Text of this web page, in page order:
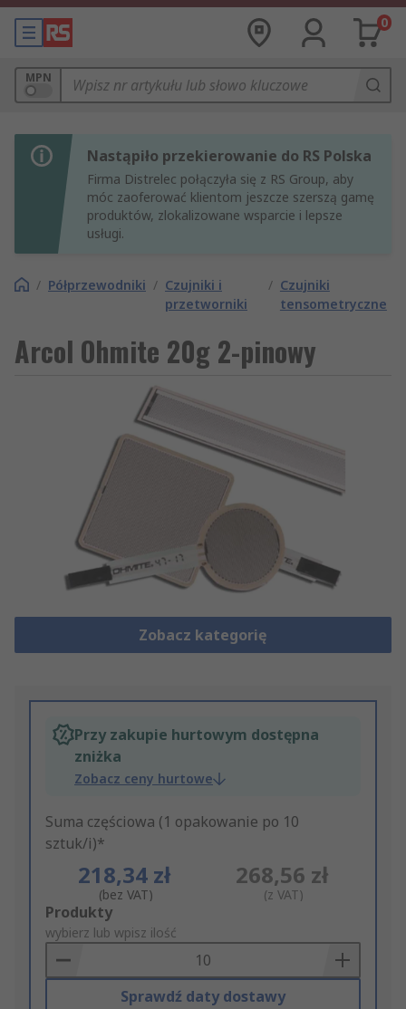
0
MPN
Nastąpiło przekierowanie do RS Polska
Firma Distrelec połączyła się z RS Group, aby
móc zaoferować klientom jeszcze szerszą gamę
produktów, zlokalizowane wsparcie i lepsze
usługi.
/ Półprzewodniki / Czujniki i
przetworniki
/ Czujniki
tensometryczne
Arcol Ohmite 20g 2-pinowy
Zobacz kategorię
Przy zakupie hurtowym dostępna
zniżka
Zobacz ceny hurtowe
Suma częściowa (1 opakowanie po 10
sztuk/i)*
218,34 zł
(bez VAT)
268,56 zł
(z VAT)
Add
to
Basket
Produkty
wybierz lub wpisz ilość
Sprawdź daty dostawy